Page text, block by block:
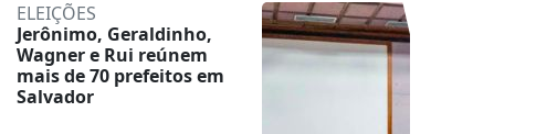
ELEIÇÕES
Jerônimo, Geraldinho,
Wagner e Rui reúnem
mais de 70 prefeitos em
Salvador